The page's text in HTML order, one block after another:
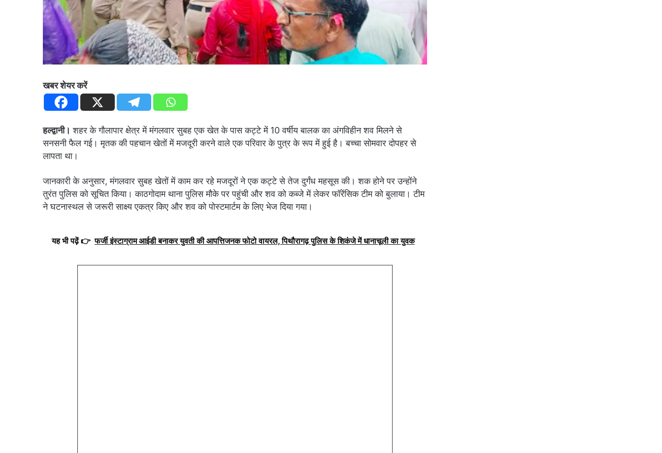
खबर शेयर करें
हल्द्वानी। शहर के गौलापार क्षेत्र में मंगलवार सुबह एक खेत के पास कट्टे में 10 वर्षीय बालक का अंगविहीन शव मिलने से
सनसनी फैल गई। मृतक की पहचान खेतों में मजदूरी करने वाले एक परिवार के पुत्र के रूप में हुई है। बच्चा सोमवार दोपहर से
लापता था।
जानकारी के अनुसार, मंगलवार सुबह खेतों में काम कर रहे मजदूरों ने एक कट्टे से तेज दुर्गंध महसूस की। शक होने पर उन्होंने
तुरंत पुलिस को सूचित किया। काठगोदाम थाना पुलिस मौके पर पहुंची और शव को कब्जे में लेकर फॉरेंसिक टीम को बुलाया। टीम
ने घटनास्थल से जरूरी साक्ष्य एकत्र किए और शव को पोस्टमार्टम के लिए भेज दिया गया।
यह भी पढ़ें 👉 फर्जी इंस्टाग्राम आईडी बनाकर युवती की आपत्तिजनक फोटो वायरल, पिथौरागढ़ पुलिस के शिकंजे में धानाचूली का युवक